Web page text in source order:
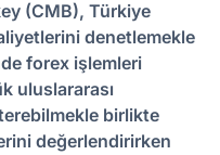
(CMB), Türkiye
denetlemekle
forex işlemleri
uluslararası
birlikte
değerlendirirken